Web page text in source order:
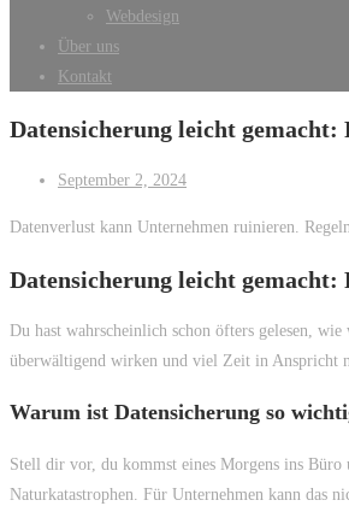
Webdesign
Über uns
Kontakt
Datensicherung leicht
September 2, 2024
Datenverlust kann Unternehmen ruinieren.
Datensicherung leicht
Du hast wahrscheinlich schon öfters gelesen,
überwältigend wirken und viel Zeit in Anspricht
Warum ist Datensicherung so
Stell dir vor, du kommst eines Morgens ins Büro
Naturkatastrophen. Für Unternehmen kann das